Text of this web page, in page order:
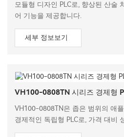
모듈형 디자인 PLC로, 향상된 산술
어 기능을 제공합니다.
세부 정보보기
VH100-0808TN 시리즈 경제형
VH100-0808TN은 좁은 범위의 애
경제적인 독립형 PLC로, 가격 대비